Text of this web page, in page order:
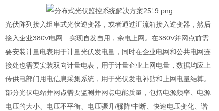
光伏阵列接入组串式光伏逆变器，或者通过汇流箱接入逆变器，然后
接入企业380V电网，实现自发自用，余电上网。在380V并网点前需
要安装计量电表用于计量光伏发电量，同时在企业电网和公共电网连
接处也需要安装双向计量电表，用于计量企业上网电量，数据均应上
传供电部门用电信息采集系统，用于光伏发电补贴和上网电量结算。
部分光伏电站并网点需要监测并网点电能质量，包括电源频率、电源
电压的大小、电压不平衡、电压骤升/骤降/中断、快速电压变化、谐